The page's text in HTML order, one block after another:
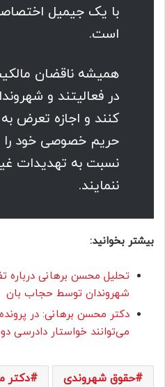
با یک جیمیل
است.
همیشه ناقضان
در فعالیتند و
کنند و اجازه تعرض
حریم خصوصی خود
نسبت به تهدیدات
ننمایند.
بیشتر بخوانید:
تحلیل محسن برهانی
شهروندان توسط حجاب بان
دکتر محسن برهانی: در
می‌توانند خواستار دادرسی
حقوق شهروندی دکتر